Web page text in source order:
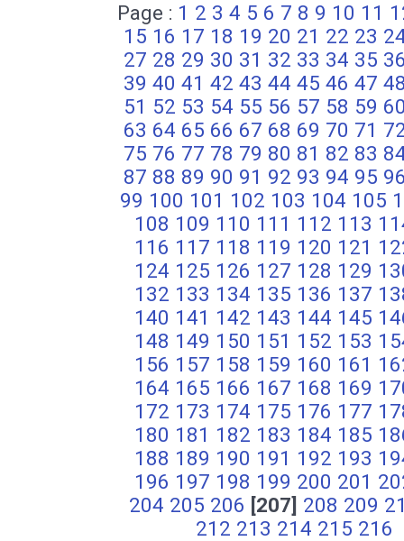
Page : 1 2 3 4 5 6 7 8 9 10 11
15 16 17 18 19 20 21 22 23
27 28 29 30 31 32 33 34 35
39 40 41 42 43 44 45 46 47
51 52 53 54 55 56 57 58 59
63 64 65 66 67 68 69 70 71
75 76 77 78 79 80 81 82 83
87 88 89 90 91 92 93 94 95
99 100 101 102 103 104 105
108 109 110 111 112 113
116 117 118 119 120 121
124 125 126 127 128 129
132 133 134 135 136 137
140 141 142 143 144 145
148 149 150 151 152 153
156 157 158 159 160 161
164 165 166 167 168 169
172 173 174 175 176 177
180 181 182 183 184 185
188 189 190 191 192 193
196 197 198 199 200 201
204 205 206 [207] 208 209
212 213 214 215 216